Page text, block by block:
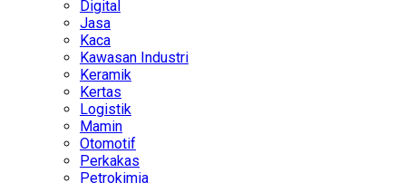
Digital
Jasa
Kaca
Kawasan Industri
Keramik
Kertas
Logistik
Mamin
Otomotif
Perkakas
Petrokimia